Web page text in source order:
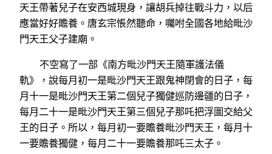
天王帶著兒子在安西城現身，讓胡兵掉往戰斗力，以后
應當好好贍養。唐玄宗悵然聽命，囑咐全國各地給毗沙
門天王父子建廟。
不空寫了一部《南方毗沙門天王隨軍護法儀
軌》，說每月初一是毗沙門天王跟鬼神閉會的日子，每
月十一是毗沙門天王第二個兒子獨健巡防邊疆的日子，
每月二十一是毗沙門天王第三個兒子那吒把浮圖交給父
王的日子。所以，每月初一要贍養毗沙門天王，每月十
一要贍養獨健，每月二十一要贍養那吒三太子。